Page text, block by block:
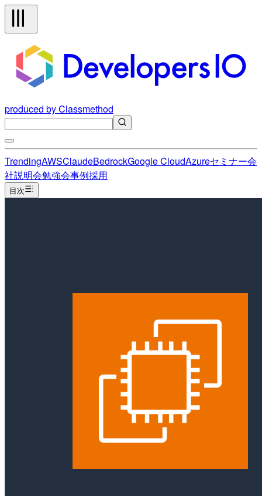
produced by Classmethod
TrendingAWSClaudeBedrockGoogle CloudAzureセミナー会
社説明会勉強会事例採用
目次